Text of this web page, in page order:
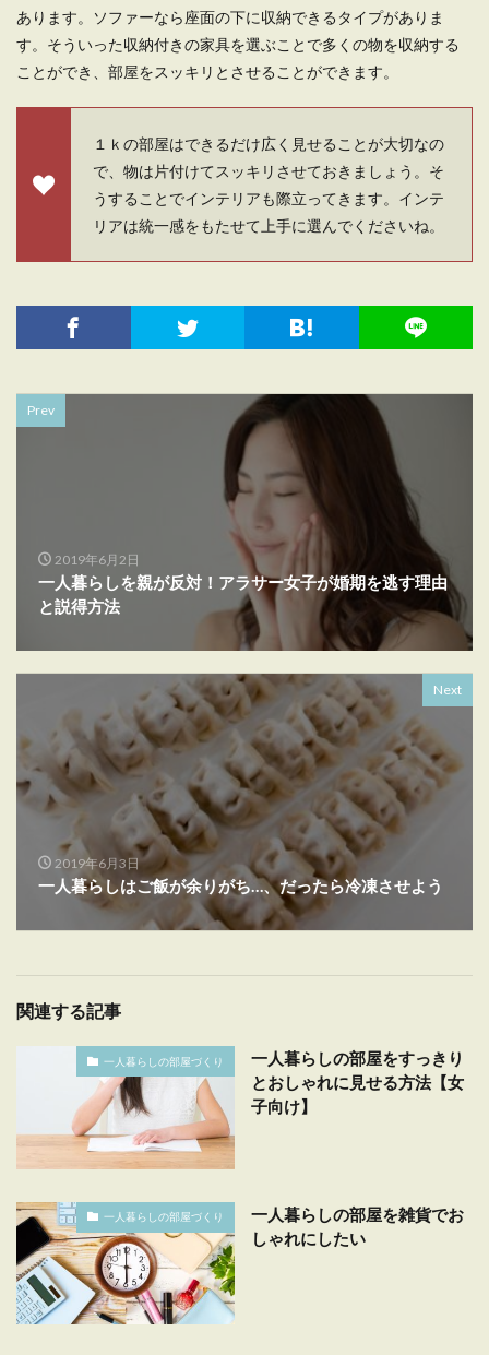
あります。ソファーなら座面の下に収納できるタイプがありま
す。そういった収納付きの家具を選ぶことで多くの物を収納する
ことができ、部屋をスッキリとさせることができます。
１ｋの部屋はできるだけ広く見せることが大切なの
で、物は片付けてスッキリさせておきましょう。そ
うすることでインテリアも際立ってきます。インテ
リアは統一感をもたせて上手に選んでくださいね。
Prev
2019年6月2日
一人暮らしを親が反対！アラサー女子が婚期を逃す理由
と説得方法
Next
2019年6月3日
一人暮らしはご飯が余りがち…、だったら冷凍させよう
関連する記事
一人暮らしの部屋づくり
一人暮らしの部屋をすっきり
とおしゃれに見せる方法【女
子向け】
一人暮らしの部屋づくり
一人暮らしの部屋を雑貨でお
しゃれにしたい